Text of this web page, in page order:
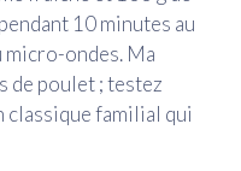
10 minutes au
micro-ondes. Ma
de poulet ; testez
classique familial qui